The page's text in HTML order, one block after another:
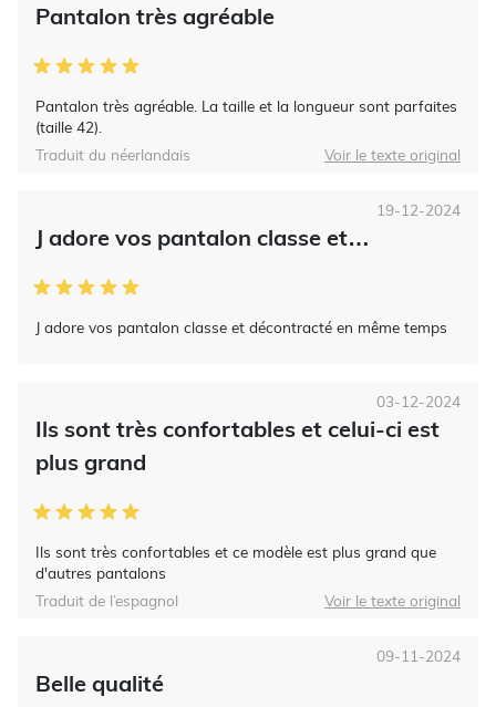
Pantalon très agréable
Pantalon très agréable. La taille et la longueur sont parfaites
(taille 42).
Traduit du néerlandais Voir le texte original
J adore vos pantalon classe et…
J adore vos pantalon classe et décontracté en même temps
19-12-2024
Ils sont très confortables et celui-ci est
plus grand
Ils sont très confortables et ce modèle est plus grand que
d'autres pantalons
03-12-2024
Traduit de l’espagnol Voir le texte original
Belle qualité
09-11-2024